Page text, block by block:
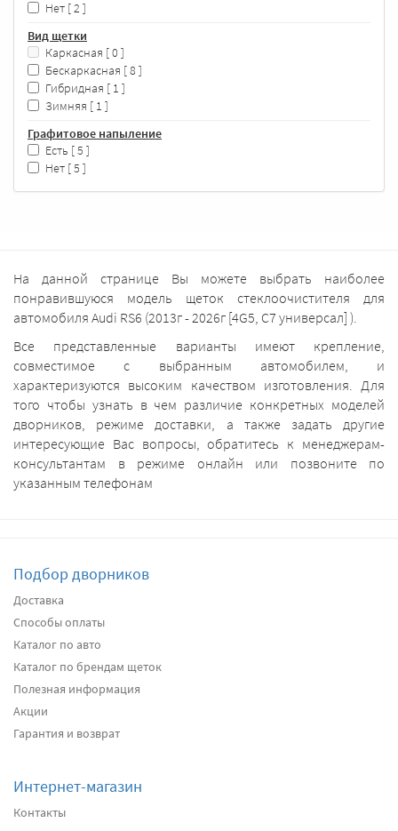
Нет [ 2 ]
Вид щетки
Каркасная [ 0 ]
Бескаркасная [ 8 ]
Гибридная [ 1 ]
Зимняя [ 1 ]
Графитовое напыление
Есть [ 5 ]
Нет [ 5 ]
На данной странице Вы можете выбрать наиболее
понравившуюся модель щеток стеклоочистителя для
автомобиля Audi RS6 (2013г - 2026г [4G5, C7 универсал] ).
Все представленные варианты имеют крепление,
совместимое с выбранным автомобилем, и
характеризуются высоким качеством изготовления. Для
того чтобы узнать в чем различие конкретных моделей
дворников, режиме доставки, а также задать другие
интересующие Вас вопросы, обратитесь к менеджерам-
консультантам в режиме онлайн или позвоните по
указанным телефонам
Подбор дворников
Доставка
Способы оплаты
Каталог по авто
Каталог по брендам щеток
Полезная информация
Акции
Гарантия и возврат
Интернет-магазин
Контакты